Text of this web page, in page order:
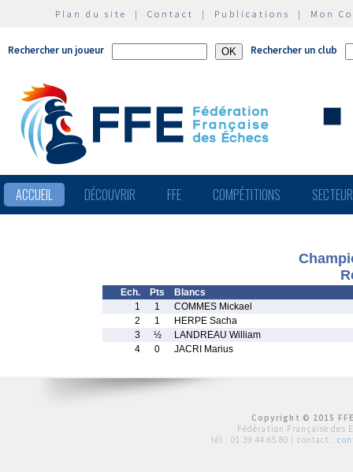
Plan du site | Contact | Publications | Mon
Rechercher un joueur Rechercher un club
ACCUEIL DÉCOUVRIR FFE COMPÉTITIONS
Ech. Pts
Blancs
1
1
COMMES Mickael
2
1
HERPE Sacha
3
½
LANDREAU William
4
0 JACRI Marius
Copyright © 2015
Fédération Française des
tél : 01 39 44 65 80 | contact :